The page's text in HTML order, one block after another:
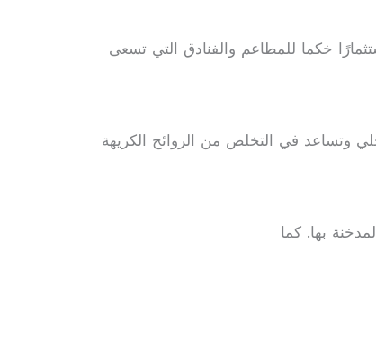
خكما للمطاعم والفنادق التي تسعى
وتساعد في التخلص من الروائح الكريهة
بها. كما